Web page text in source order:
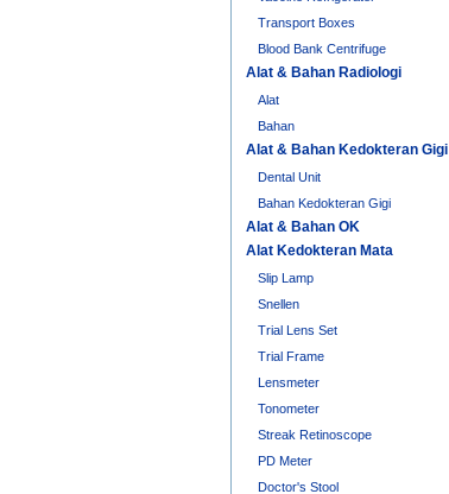
Transport Boxes
Blood Bank Centrifuge
Alat & Bahan Radiologi
Alat
Bahan
Alat & Bahan Kedokteran Gigi
Dental Unit
Bahan Kedokteran Gigi
Alat & Bahan OK
Alat Kedokteran Mata
Slip Lamp
Snellen
Trial Lens Set
Trial Frame
Lensmeter
Tonometer
Streak Retinoscope
PD Meter
Doctor's Stool